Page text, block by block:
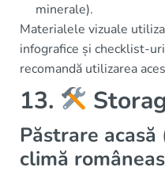
minerale).
Materialele vizuale
infografice și checklist-
recomandă utilizarea
13.
Păstrare
climă